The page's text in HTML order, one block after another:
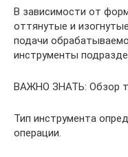
В зависимости от
оттянутые и
подачи
инструменты
ВАЖНО ЗНАТЬ: Обзор
Тип инструмента
операции.